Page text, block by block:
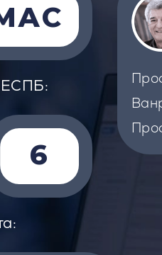
EСПБ:
6